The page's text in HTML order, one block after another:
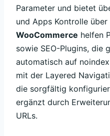
Parameter und bietet
und Apps Kontrolle über
WooCommerce helfen
sowie SEO-Plugins, die
automatisch auf
mit der Layered
die sorgfältig
ergänzt durch
URLs.